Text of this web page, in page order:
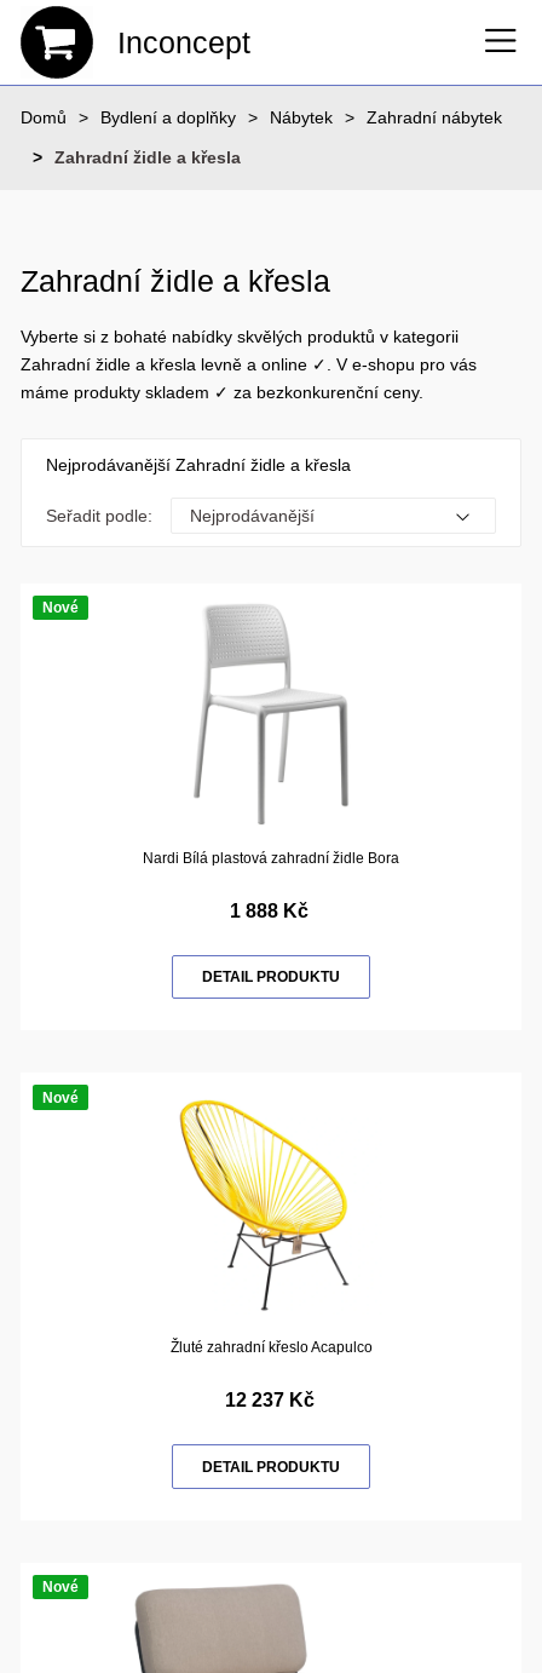
Inconcept
Domů Bydlení a doplňky Nábytek Zahradní nábytek
Zahradní židle a křesla
Zahradní židle a křesla
Vyberte si z bohaté nabídky skvělých produktů v kategorii
Zahradní židle a křesla levně a online ✓. V e-shopu pro vás
máme produkty skladem ✓ za bezkonkurenční ceny.
Nejprodávanější Zahradní židle a křesla
Seřadit podle:
Nové
Nardi Bílá plastová zahradní židle Bora
1 888 Kč
DETAIL PRODUKTU
Nové
Žluté zahradní křeslo Acapulco
12 237 Kč
DETAIL PRODUKTU
Nové